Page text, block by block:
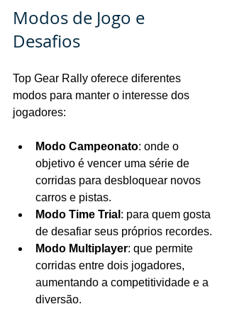
Modos de Jogo e
Desafios
Top Gear Rally oferece diferentes
modos para manter o interesse dos
jogadores:
Modo Campeonato: onde o
objetivo é vencer uma série de
corridas para desbloquear novos
carros e pistas.
Modo Time Trial : para quem gosta
de desafiar seus próprios recordes.
Modo Multiplayer: que permite
corridas entre dois jogadores,
aumentando a competitividade e a
diversão.